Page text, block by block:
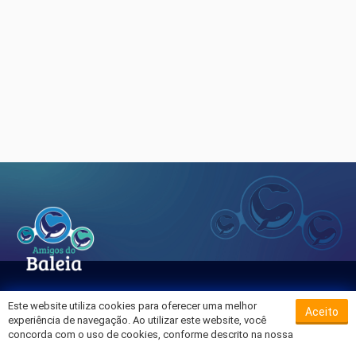
Sobre o Hospital da Baleia
Termos de Uso
Este website utiliza cookies para oferecer uma melhor
experiência de navegação. Ao utilizar este website, você
concorda com o uso de cookies, conforme descrito na nossa
Aceito